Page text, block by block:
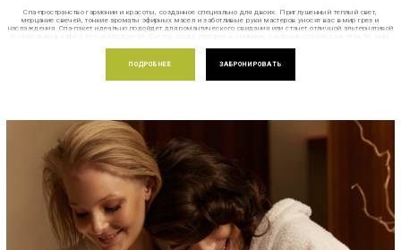
Спа-пространство гармонии и красоты, созданное специально для двоих. Приглушенный теплый свет,
мерцание свечей, тонкие ароматы эфирных масел и заботливые руки мастеров уносят вас в мир грез и
наслаждения. Спа-пакет идеально подойдет для романтического свидания или станет отличной альтернативой
ПОДРОБНЕЕ ЗАБРОНИРОВАТЬ